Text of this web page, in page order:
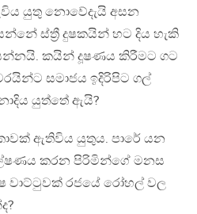
යුතු නොවේදැයි අසන
ස්ත්‍රී දුෂකයින් හට දිය හැකි
කයින් දූෂණය කිරීමට ගට
සමාජය ඉදිරිපිට ගල්
යුත්තේ ඇයි?
ඇතිවිය යුතුය. පාරේ යන
කරන පිරිමින්ගේ මනස
රජයේ රෝහල් වල